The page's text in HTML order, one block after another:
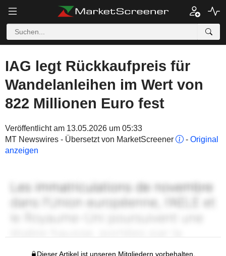
IAG legt Rückkaufpreis für
Wandelanleihen im Wert von
822 Millionen Euro fest
Veröffentlicht am 13.05.2026 um 05:33
MT Newswires - Übersetzt von MarketScreener
- Original
anzeigen
Dieser Artikel ist unseren Mitgliedern vorbehalten.